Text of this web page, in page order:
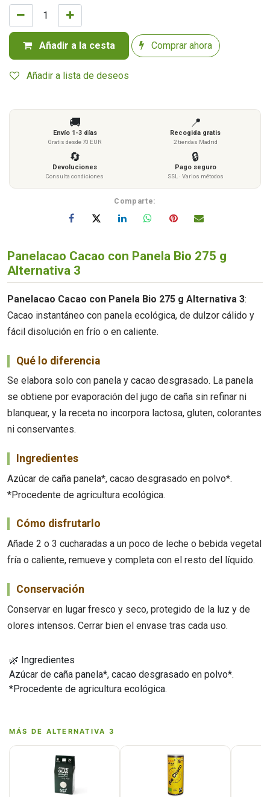
Añadir a la cesta Comprar ahora
Añadir a lista de deseos
🚚
Envío 1-3 días
Gratis desde 70 EUR
📍
Recogida gratis
2 tiendas Madrid
🔄
Devoluciones
Consulta condiciones
🔒
Pago seguro
SSL · Varios métodos
Comparte:
Panelacao Cacao con Panela Bio 275 g
Alternativa 3
Panelacao Cacao con Panela Bio 275 g Alternativa 3:
Cacao instantáneo con panela ecológica, de dulzor cálido y
fácil disolución en frío o en caliente.
Qué lo diferencia
Se elabora solo con panela y cacao desgrasado. La panela
se obtiene por evaporación del jugo de caña sin refinar ni
blanquear, y la receta no incorpora lactosa, gluten, colorantes
ni conservantes.
Ingredientes
Azúcar de caña panela*, cacao desgrasado en polvo*.
*Procedente de agricultura ecológica.
Cómo disfrutarlo
Añade 2 o 3 cucharadas a un poco de leche o bebida vegetal
fría o caliente, remueve y completa con el resto del líquido.
Conservación
Conservar en lugar fresco y seco, protegido de la luz y de
olores intensos. Cerrar bien el envase tras cada uso.
🌿 Ingredientes
Azúcar de caña panela*, cacao desgrasado en polvo*.
*Procedente de agricultura ecológica.
MÁS DE ALTERNATIVA 3